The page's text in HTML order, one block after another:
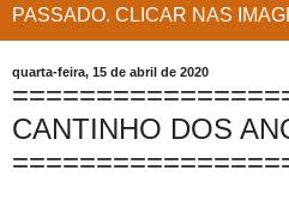
PASSADO. CLICAR NAS
quarta-feira, 15 de abril de 2020
CANTINHO DOS